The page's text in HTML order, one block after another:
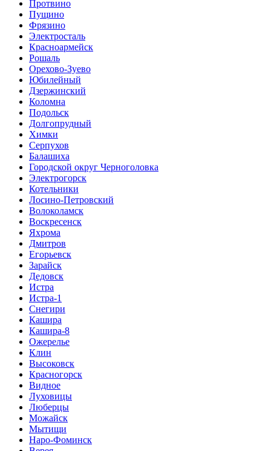
Протвино
Пущино
Фрязино
Электросталь
Красноармейск
Рошаль
Орехово-Зуево
Юбилейный
Дзержинский
Коломна
Подольск
Долгопрудный
Химки
Серпухов
Балашиха
Городской округ Черноголовка
Электрогорск
Котельники
Лосино-Петровский
Волоколамск
Воскресенск
Яхрома
Дмитров
Егорьевск
Зарайск
Дедовск
Истра
Истра-1
Снегири
Кашира
Кашира-8
Ожерелье
Клин
Высоковск
Красногорск
Видное
Луховицы
Люберцы
Можайск
Мытищи
Наро-Фоминск